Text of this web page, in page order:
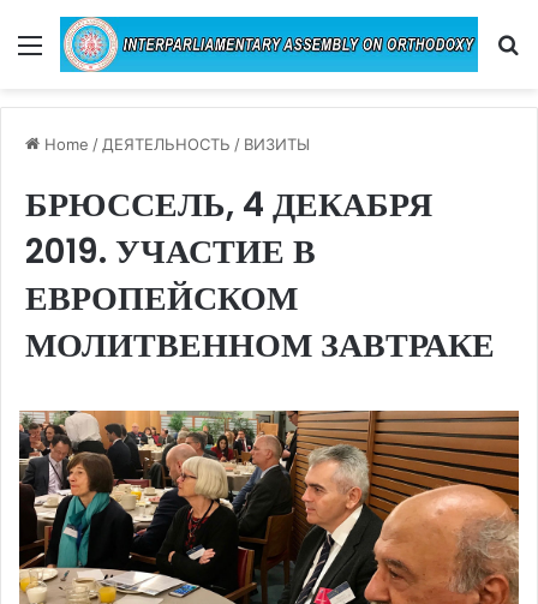
Menu
Home / ДЕЯТЕЛЬНОСТЬ / ВИЗИТЫ
БРЮССЕЛЬ, 4 ДЕКАБРЯ
2019. УЧАСТИЕ В
ЕВРОПЕЙСКОМ
МОЛИТВЕННОМ ЗАВТРАКЕ